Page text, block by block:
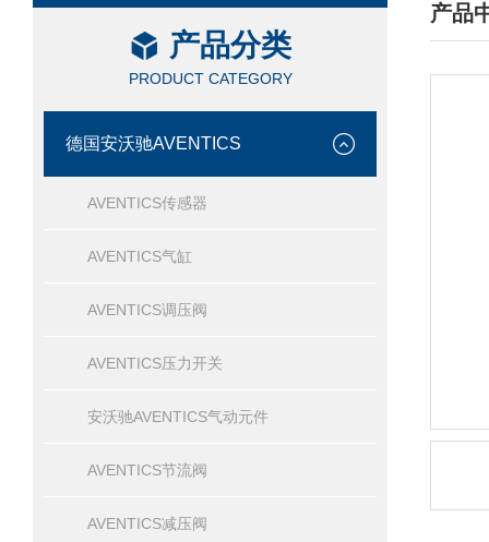
产品分类
PRODUCT CATEGORY
德国安沃驰AVENTICS
AVENTICS传感器
AVENTICS气缸
AVENTICS调压阀
AVENTICS压力开关
安沃驰AVENTICS气动元件
AVENTICS节流阀
AVENTICS减压阀
产品
/